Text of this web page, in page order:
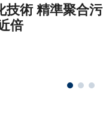
技術 精準聚合污
倍